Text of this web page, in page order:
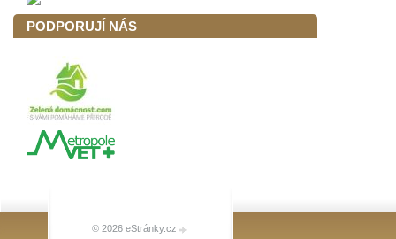
PODPORUJÍ NÁS
© 2026 eStránky.cz